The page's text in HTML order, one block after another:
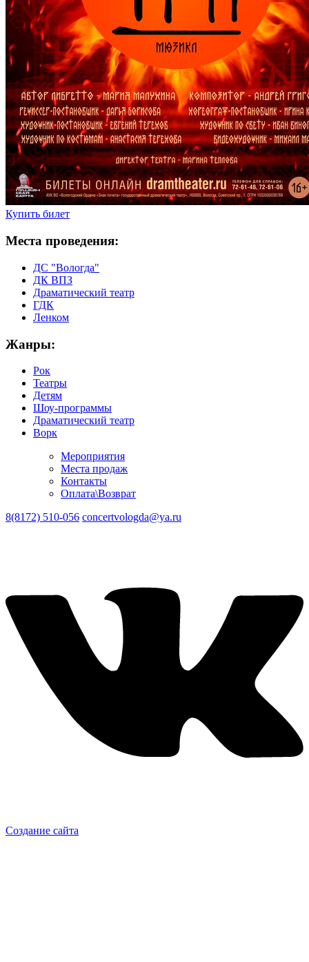
Купить билет
Места проведения:
ДС "Вологда"
ДК ВПЗ
Драматический театр
ГДК
Ленком
Жанры:
Рок
Театры
Детям
Шоу-программы
Драматический театр
Ворк
Мероприятия
Места продаж
Контакты
Оплата\Возврат
8(8172) 510-056 concertvologda@ya.ru
Создание сайта